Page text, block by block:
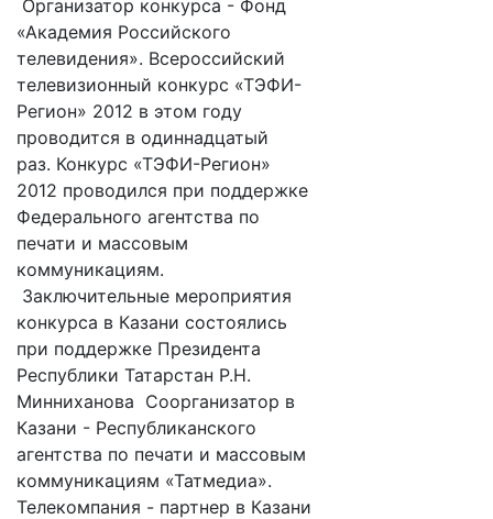
Организатор конкурса - Фонд
«Академия Российского
телевидения». Всероссийский
телевизионный конкурс «ТЭФИ-
Регион» 2012 в этом году
проводится в одиннадцатый
раз. Конкурс «ТЭФИ-Регион»
2012 проводился при поддержке
Федерального агентства по
печати и массовым
коммуникациям.
Заключительные мероприятия
конкурса в Казани состоялись
при поддержке Президента
Республики Татарстан Р.Н.
Минниханова Соорганизатор в
Казани - Республиканского
агентства по печати и массовым
коммуникациям «Татмедиа».
Телекомпания - партнер в Казани